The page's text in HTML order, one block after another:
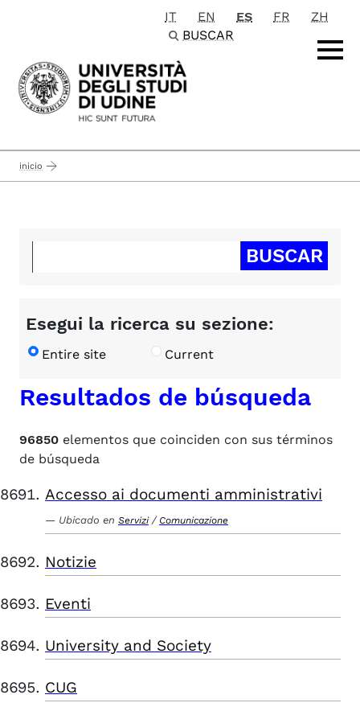
Passa al contenuto principale
IT EN ES FR
ZH
BUSCAR
inicio
Esegui la ricerca su sezione:
Entire site Current
Resultados de búsqueda
96850 elementos que coinciden con sus términos
de búsqueda
Accesso ai documenti amministrativi
Ubicado en Servizi / Comunicazione
Notizie
Eventi
University and Society
CUG